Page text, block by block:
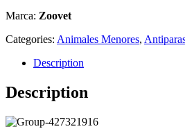
Marca: Zoovet
Categories: Animales Menores,
Description
Description